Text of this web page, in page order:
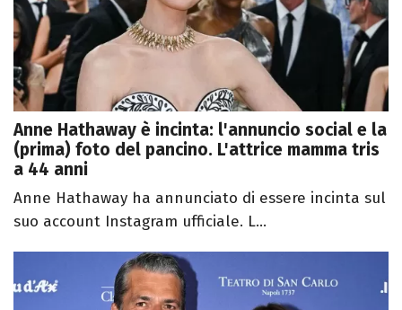
Anne Hathaway è incinta: l'annuncio social e la
(prima) foto del pancino. L'attrice mamma tris
a 44 anni
Anne Hathaway ha annunciato di essere incinta sul
suo account Instagram ufficiale. L...